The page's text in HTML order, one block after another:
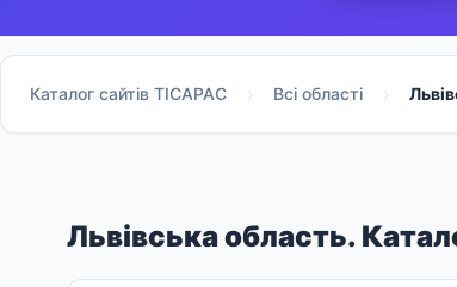
Каталог сайтів TICAPAC Всі області
Львівська область.